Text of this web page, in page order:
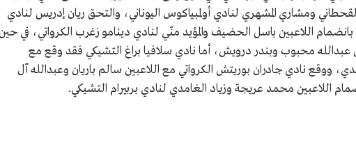
ومشاري المشهري لنادي أولمبياكوس اليوناني، والتحق ريان إدريس لنادي
اللاعبين باسل الحضيف والمؤيد منّي لنادي دينامو زغرب الكرواتي، في
عبدالله محبوب وبندر درويش، أما نادي سلافيا براغ التشيكي فقد وقع مع
ووقع نادي جادران بوريتش الكرواتي مع اللاعبين سالم باريان وعبدالله آل
اللاعبين محمد عريجة وزياد الغامدي لنادي بربيرام التشيكي.